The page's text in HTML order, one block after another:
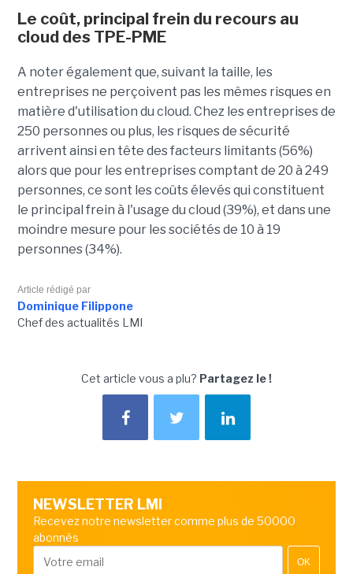
Le coût, principal frein du recours au
cloud des TPE-PME
A noter également que, suivant la taille, les
entreprises ne perçoivent pas les mêmes risques en
matière d'utilisation du cloud. Chez les entreprises de
250 personnes ou plus, les risques de sécurité
arrivent ainsi en tête des facteurs limitants (56%)
alors que pour les entreprises comptant de 20 à 249
personnes, ce sont les coûts élevés qui constituent
le principal frein à l'usage du cloud (39%), et dans une
moindre mesure pour les sociétés de 10 à 19
personnes (34%).
Article rédigé par
Dominique Filippone
Chef des actualités LMI
Cet article vous a plu? Partagez le !
NEWSLETTER LMI
Recevez notre newsletter comme plus de 50000
abonnés
OK